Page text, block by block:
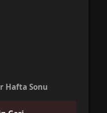
Hafta Sonu